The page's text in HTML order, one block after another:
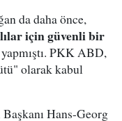
da daha önce,
için güvenli bir
PKK ABD,
olarak kabul
Hans-Georg